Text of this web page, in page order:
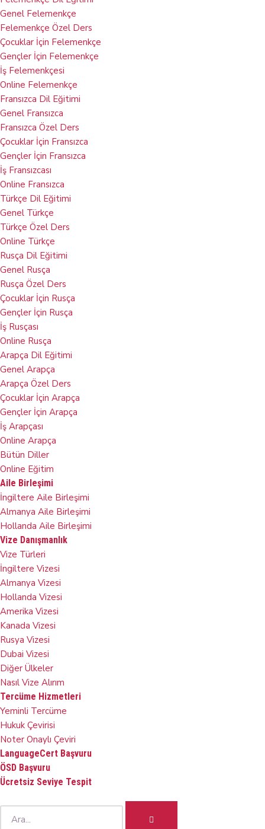
Genel Felemenkçe​
Felemenkçe Özel Ders
Çocuklar İçin Felemenkçe
Gençler İçin Felemenkçe
İş Felemenkçesi
Online Felemenkçe
Fransızca Dil Eğitimi
Genel Fransızca
Fransızca Özel Ders
Çocuklar İçin Fransızca
Gençler İçin Fransızca
İş Fransızcası
Online Fransızca
Türkçe Dil Eğitimi
Genel Türkçe
Türkçe Özel Ders
Online Türkçe
Rusça Dil Eğitimi
Genel Rusça​
Rusça Özel Ders
Çocuklar İçin Rusça
Gençler İçin Rusça
İş Rusçası
Online Rusça
Arapça Dil Eğitimi
Genel Arapça
Arapça Özel Ders
Çocuklar İçin Arapça
Gençler İçin Arapça
İş Arapçası
Online Arapça
Bütün Diller
Online Eğitim
Aile Birleşimi
İngiltere Aile Birleşimi
Almanya Aile Birleşimi
Hollanda Aile Birleşimi
Vize Danışmanlık
Vize Türleri
İngiltere Vizesi
Almanya Vizesi
Hollanda Vizesi
Amerika Vizesi
Kanada Vizesi
Rusya Vizesi
Dubai Vizesi
Diğer Ülkeler
Nasıl Vize Alırım
Tercüme Hizmetleri
Yeminli Tercüme
Hukuk Çevirisi
Noter Onaylı Çeviri
LanguageCert Başvuru
ÖSD Başvuru
Ücretsiz Seviye Tespit